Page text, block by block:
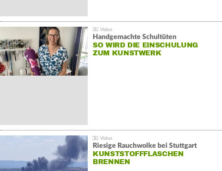
Handgemachte Schultüten
SO WIRD DIE EINSCHULUNG
ZUM KUNSTWERK
Riesige Rauchwolke bei Stuttgart
KUNSTSTOFFFLASCHEN
BRENNEN